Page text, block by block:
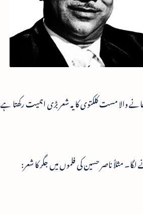
والا مست کلکتوی کا یہ شعر بڑی اہمیت رکھتا
مثلاً ناصر حسین کی فلموں میں جگر کا شعر: